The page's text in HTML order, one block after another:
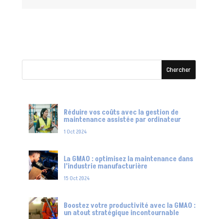
Réduire vos coûts avec la gestion de
maintenance assistée par ordinateur
1 Oct 2024
La GMAO : optimisez la maintenance dans
l’industrie manufacturière
15 Oct 2024
Boostez votre productivité avec la GMAO :
un atout stratégique incontournable